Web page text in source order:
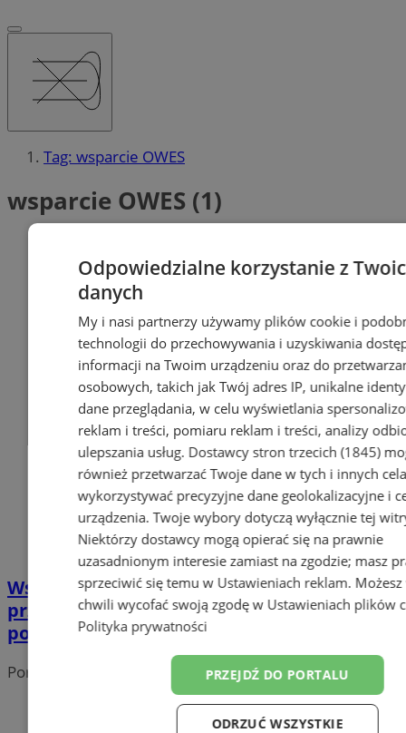
Tag: wsparcie OWES
wsparcie OWES (1)
Wsparcie dla stowarzyszeń i
przedsiębiorstw społecznych – praktyczne
porady na spotkaniu
Portal należy do sieci
Odpowiedzialne korzystanie z
danych
My i nasi partnerzy używamy plików cookie i
technologii do przechowywania i uzyskiwania
informacji na Twoim urządzeniu oraz do
osobowych, takich jak Twój adres IP, unikalne
dane przeglądania, w celu wyświetlania
reklam i treści, pomiaru reklam i treści, analizy
ulepszania usług. Dostawcy stron trzecich (1845)
również przetwarzać Twoje dane w tych i innych
wykorzystywać precyzyjne dane geolokalizacyjne i
urządzenia. Twoje wybory dotyczą wyłącznie tej
Niektórzy dostawcy mogą opierać się na prawnie
uzasadnionym interesie zamiast na zgodzie; masz
sprzeciwić się temu w Ustawieniach reklam.
chwili wycofać swoją zgodę w Ustawieniach plików
Polityka prywatności
PRZEJDŹ DO PORTALU
ODRZUĆ WSZYSTKIE